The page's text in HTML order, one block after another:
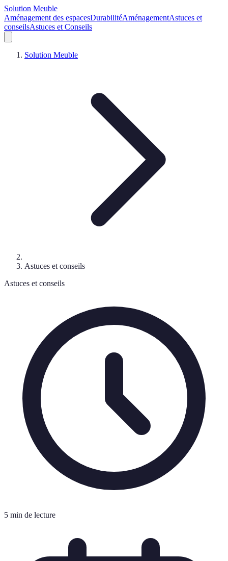
Solution Meuble
Aménagement des espacesDurabilitéAménagementAstuces et
conseilsAstuces et Conseils
Solution Meuble
Astuces et conseils
Astuces et conseils
5 min de lecture